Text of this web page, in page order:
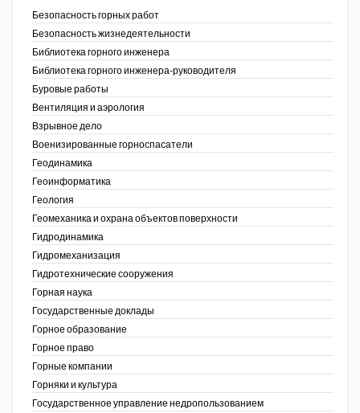
Безопасность горных работ
Безопасность жизнедеятельности
Библиотека горного инженера
Библиотека горного инженера-руководителя
Буровые работы
Вентиляция и аэрология
Взрывное дело
Военизированные горноспасатели
Геодинамика
Геоинформатика
Геология
Геомеханика и охрана объектов поверхности
Гидродинамика
Гидромеханизация
Гидротехнические сооружения
Горная наука
Государственные доклады
Горное образование
Горное право
Горные компании
Горняки и культура
Государственное управление недропользованием
Медицина катастроф
Минеральные ресурсы России
Нефтегазовые технологии
Нефтегазовая вертикаль
Разведка и охрана недр
Стандарт качества
Сфера. Нефть и газ